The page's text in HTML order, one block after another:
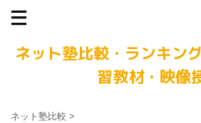
ネット塾比較・ランキン
習教材・映像
ネット塾比較 >